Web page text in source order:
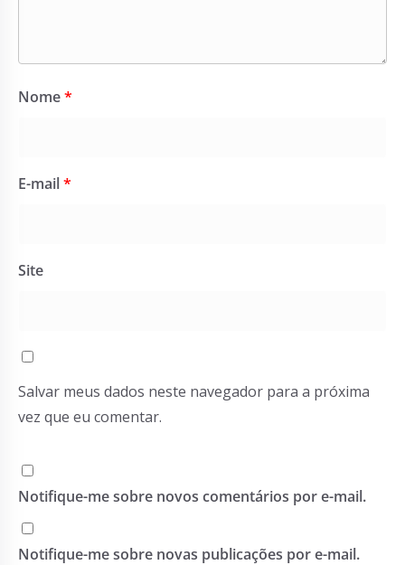
Nome*
E-mail*
Site
Salvar meus dados neste navegador para a próxima
vez que eu comentar.
Notifique-me sobre novos comentários por e-mail.
Notifique-me sobre novas publicações por e-mail.